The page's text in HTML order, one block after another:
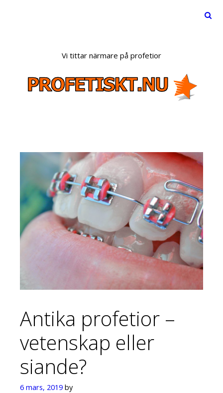
Vi tittar närmare på profetior
Antika profetior –
vetenskap eller
siande?
6 mars, 2019 by